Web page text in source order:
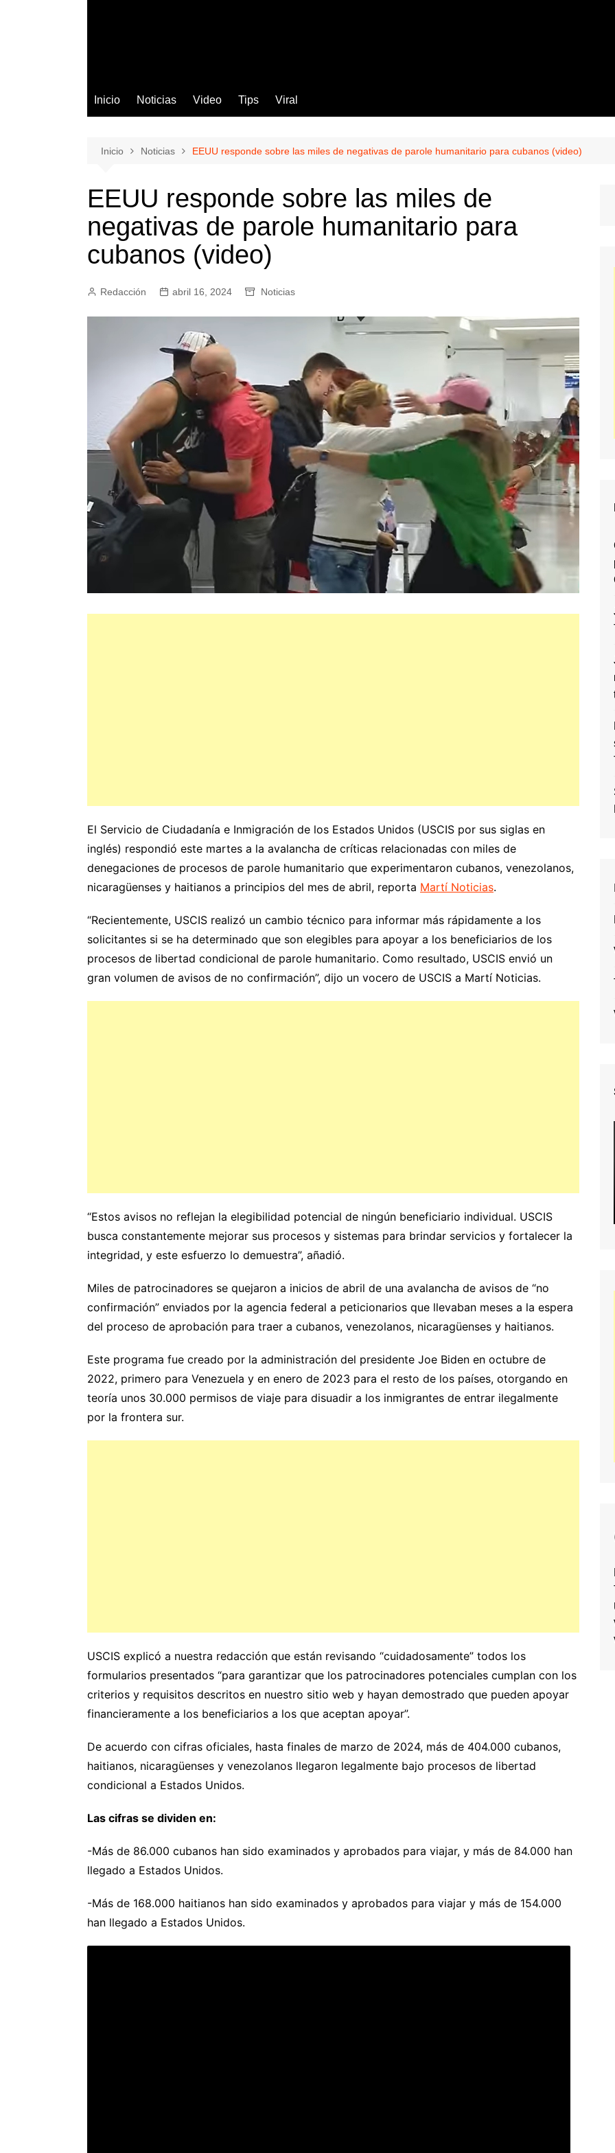
Inicio Noticias Video Tips Viral
Inicio Noticias EEUU responde sobre las miles de negativas de parole humanitario para cubanos (video)
EEUU responde sobre las miles de
negativas de parole humanitario para
cubanos (video)
Redacción abril 16, 2024 Noticias
El Servicio de Ciudadanía e Inmigración de los Estados Unidos (USCIS por sus siglas en
inglés) respondió este martes a la avalancha de críticas relacionadas con miles de
denegaciones de procesos de parole humanitario que experimentaron cubanos, venezolanos,
nicaragüenses y haitianos a principios del mes de abril, reporta Martí Noticias.
“Recientemente, USCIS realizó un cambio técnico para informar más rápidamente a los
solicitantes si se ha determinado que son elegibles para apoyar a los beneficiarios de los
procesos de libertad condicional de parole humanitario. Como resultado, USCIS envió un
gran volumen de avisos de no confirmación”, dijo un vocero de USCIS a Martí Noticias.
“Estos avisos no reflejan la elegibilidad potencial de ningún beneficiario individual. USCIS
busca constantemente mejorar sus procesos y sistemas para brindar servicios y fortalecer la
integridad, y este esfuerzo lo demuestra”, añadió.
Miles de patrocinadores se quejaron a inicios de abril de una avalancha de avisos de “no
confirmación” enviados por la agencia federal a peticionarios que llevaban meses a la espera
del proceso de aprobación para traer a cubanos, venezolanos, nicaragüenses y haitianos.
Este programa fue creado por la administración del presidente Joe Biden en octubre de
2022, primero para Venezuela y en enero de 2023 para el resto de los países, otorgando en
teoría unos 30.000 permisos de viaje para disuadir a los inmigrantes de entrar ilegalmente
por la frontera sur.
USCIS explicó a nuestra redacción que están revisando “cuidadosamente” todos los
formularios presentados “para garantizar que los patrocinadores potenciales cumplan con los
criterios y requisitos descritos en nuestro sitio web y hayan demostrado que pueden apoyar
financieramente a los beneficiarios a los que aceptan apoyar”.
De acuerdo con cifras oficiales, hasta finales de marzo de 2024, más de 404.000 cubanos,
haitianos, nicaragüenses y venezolanos llegaron legalmente bajo procesos de libertad
condicional a Estados Unidos.
Las cifras se dividen en:
-Más de 86.000 cubanos han sido examinados y aprobados para viajar, y más de 84.000 han
llegado a Estados Unidos.
-Más de 168.000 haitianos han sido examinados y aprobados para viajar y más de 154.000
han llegado a Estados Unidos.